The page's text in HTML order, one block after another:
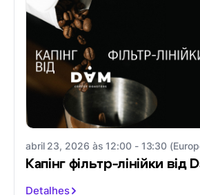
abril 23, 2026 às 12:00 - 13:30
Капінг фільтр-лінійки від
Detalhes